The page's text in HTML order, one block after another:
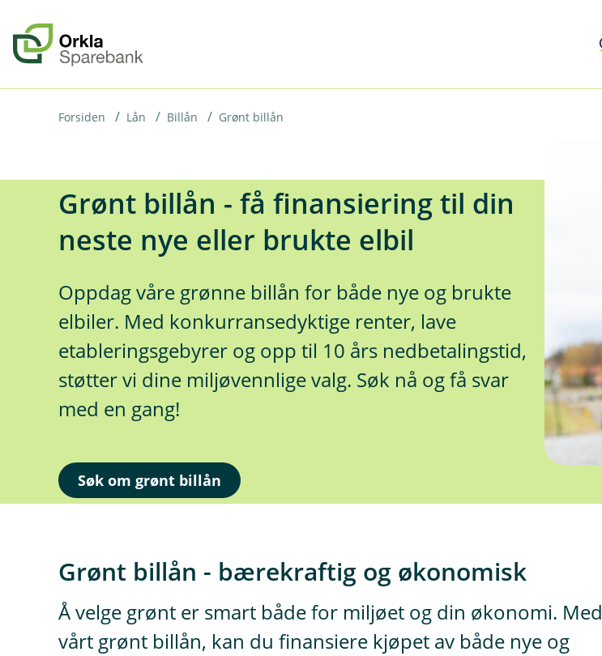
Forsiden Lån Billån Grønt billån
Grønt billån - få finansiering til din
neste nye eller brukte elbil
Oppdag våre grønne billån for både nye og brukte
elbiler. Med konkurransedyktige renter, lave
etableringsgebyrer og opp til 10 års nedbetalingstid,
støtter vi dine miljøvennlige valg. Søk nå og få svar
med en gang!
Søk om grønt billån
Grønt billån - bærekraftig og økonomisk
Å velge grønt er smart både for miljøet og din økonomi. Med
vårt grønt billån, kan du finansiere kjøpet av både nye og